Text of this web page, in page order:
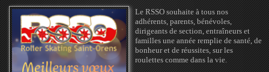
Le RSSO souhaite à tous nos
adhérents, parents, bénévoles,
dirigeants de section, entraîneurs et
familles une année remplie de santé, de
bonheur et de réussites, sur les
roulettes comme dans la vie.